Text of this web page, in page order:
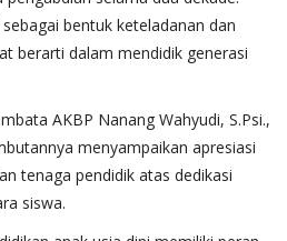
bentuk keteladanan dan
berarti dalam mendidik generasi
AKBP Nanang Wahyudi, S.Psi.,
menyampaikan apresiasi
tenaga pendidik atas dedikasi
siswa.